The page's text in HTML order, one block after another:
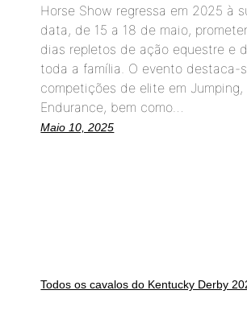
Horse Show regressa em 2025 à
data, de 15 a 18 de maio,
dias repletos de ação equestre e
toda a família. O evento destaca-
competições de elite em Jumping,
Endurance, bem como…
Maio 10, 2025
Todos os cavalos do Kentucky Derby